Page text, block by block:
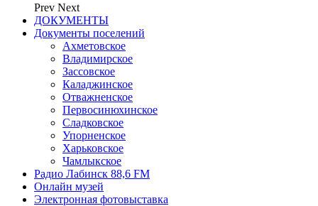
Prev Next
ДОКУМЕНТЫ
Документы поселений
Ахметовское
Владимирское
Зассовское
Каладжинское
Отважненское
Первосинюхинское
Сладковское
Упорненское
Харьковское
Чамлыкское
Радио Лабинск 88,6 FM
Онлайн музей
Электронная фотовыставка